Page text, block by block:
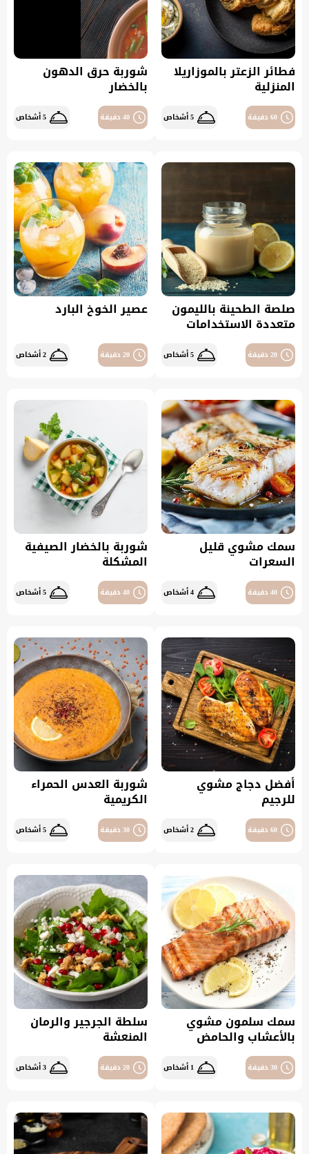
فطائر الزعتر بالموزاريلا
المنزلية
60 دقيقة 5 أشخاص
شوربة حرق الدهون
بالخضار
40 دقيقة 5 أشخاص
صلصة الطحينة بالليمون
متعددة الاستخدامات
20 دقيقة 5 أشخاص
عصير الخوخ البارد
20 دقيقة 2 أشخاص
سمك مشوي قليل
السعرات
40 دقيقة 4 أشخاص
شوربة بالخضار الصيفية
المشكلة
40 دقيقة 5 أشخاص
أفضل دجاج مشوي
للرجيم
60 دقيقة 2 أشخاص
شوربة العدس الحمراء
الكريمية
30 دقيقة 5 أشخاص
سمك سلمون مشوي
بالأعشاب والحامض
30 دقيقة 1 أشخاص
سلطة الجرجير والرمان
المنعشة
20 دقيقة 3 أشخاص